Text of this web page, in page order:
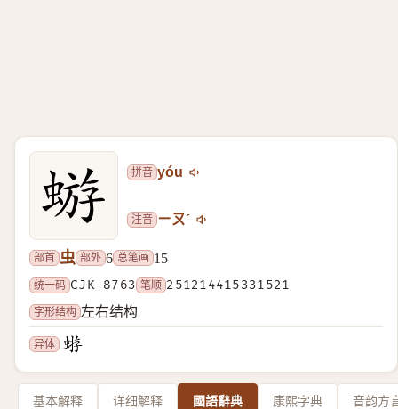
拼音 yóu
注音 ㄧㄡˊ
部首 虫 部外 6 总笔画 15
统一码 CJK 8763 笔顺 251214415331521
字形结构 左右结构
异体
基本解释 详细解释 國語辭典 康熙字典 音韵方